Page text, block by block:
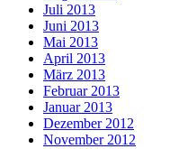
Juli 2013
Juni 2013
Mai 2013
April 2013
März 2013
Februar 2013
Januar 2013
Dezember 2012
November 2012